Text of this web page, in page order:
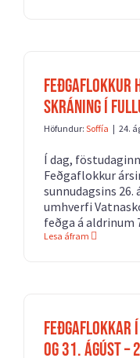
Feðgaflokkur
Skráning í
Höfundur: Soffía | 24.
Í dag,
Feðgaflokkur
sunnudagsins
umhverfi
feðga á aldrinum
Lesa áfram
Feðgaflokkar
og 31. ágúst –